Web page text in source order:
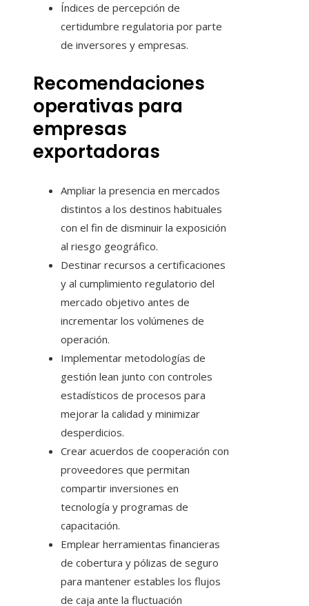
Índices de percepción de
certidumbre regulatoria por parte
de inversores y empresas.
Recomendaciones
operativas para
empresas
exportadoras
Ampliar la presencia en mercados
distintos a los destinos habituales
con el fin de disminuir la exposición
al riesgo geográfico.
Destinar recursos a certificaciones
y al cumplimiento regulatorio del
mercado objetivo antes de
incrementar los volúmenes de
operación.
Implementar metodologías de
gestión lean junto con controles
estadísticos de procesos para
mejorar la calidad y minimizar
desperdicios.
Crear acuerdos de cooperación con
proveedores que permitan
compartir inversiones en
tecnología y programas de
capacitación.
Emplear herramientas financieras
de cobertura y pólizas de seguro
para mantener estables los flujos
de caja ante la fluctuación